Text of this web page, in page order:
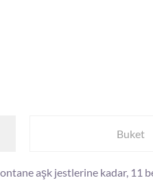
Buket
aşk jestlerine kadar, 11